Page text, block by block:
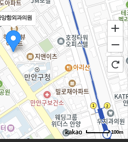
앙항외과의원
100m